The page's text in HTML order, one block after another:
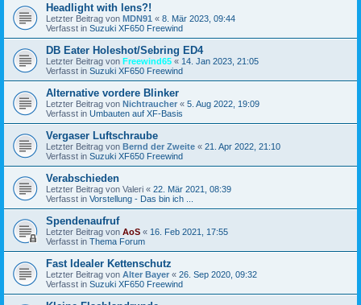
Headlight with lens?!
Letzter Beitrag von MDN91 « 8. Mär 2023, 09:44
Verfasst in Suzuki XF650 Freewind
DB Eater Holeshot/Sebring ED4
Letzter Beitrag von Freewind65 « 14. Jan 2023, 21:05
Verfasst in Suzuki XF650 Freewind
Alternative vordere Blinker
Letzter Beitrag von Nichtraucher « 5. Aug 2022, 19:09
Verfasst in Umbauten auf XF-Basis
Vergaser Luftschraube
Letzter Beitrag von Bernd der Zweite « 21. Apr 2022, 21:10
Verfasst in Suzuki XF650 Freewind
Verabschieden
Letzter Beitrag von Valeri « 22. Mär 2021, 08:39
Verfasst in Vorstellung - Das bin ich ...
Spendenaufruf
Letzter Beitrag von AoS « 16. Feb 2021, 17:55
Verfasst in Thema Forum
Fast Idealer Kettenschutz
Letzter Beitrag von Alter Bayer « 26. Sep 2020, 09:32
Verfasst in Suzuki XF650 Freewind